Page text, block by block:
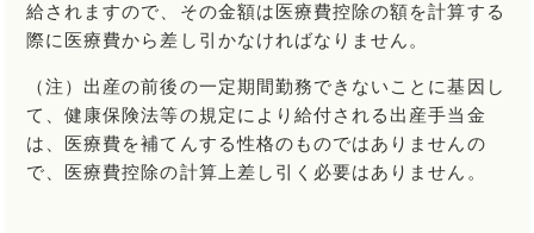
給されますので、その金額は医療費控除の額を計算する
際に医療費から差し引かなければなりません。
（注）出産の前後の一定期間勤務できないことに基因し
て、健康保険法等の規定により給付される出産手当金
は、医療費を補てんする性格のものではありませんの
で、医療費控除の計算上差し引く必要はありません。